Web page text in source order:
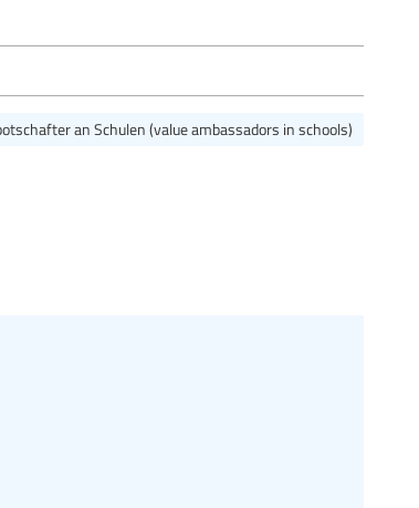
an Schulen (value ambassadors in schools)